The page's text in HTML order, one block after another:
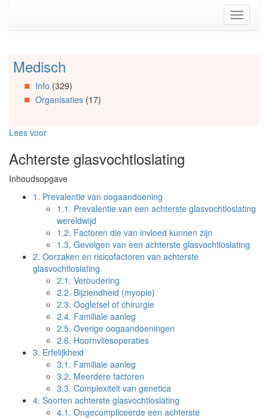
(Accesskey
Toggle
Spring
Artikels
Spring
Spring
Organisaties
Spring
naar
Social
Medisch
Info (329)
Organisaties(17)
Lees voor
Achterste glasvochtloslating
Inhoudsopgave
1. Prevalentie van oogaandoening
1.1. Prevalentie van een achterste glasvochtloslating
wereldwijd
1.2. Factoren die van invloed kunnen zijn
1.3. Gevolgen van een achterste glasvochtloslating
2. Oorzaken en risicofactoren van achterste
glasvochtloslating
2.1. Veroudering
2.2. Bijziendheid (myopie)
2.3. Oogletsel of chirurgie
2.4. Familiale aanleg
2.5. Overige oogaandoeningen
2.6. Hoornvliesoperaties
3. Erfelijkheid
3.1. Familiale aanleg
3.2. Meerdere factoren
3.3. Complexiteit van genetica
4. Soorten achterste glasvochtloslating
4.1. Ongecompliceerde een achterste